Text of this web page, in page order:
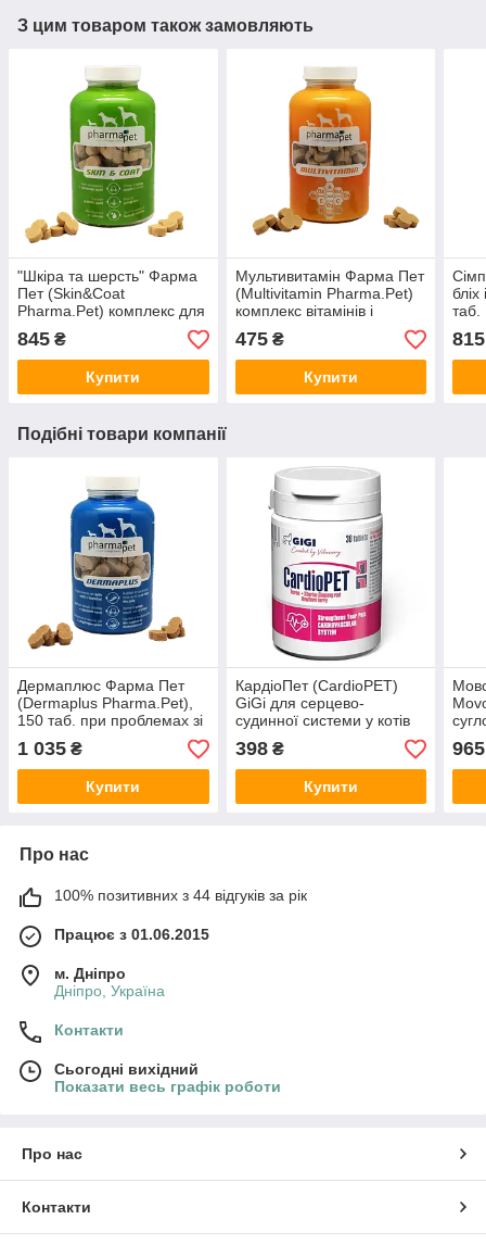
З цим товаром також замовляють
"Шкіра та шерсть" Фарма
Пет (Skin&Coat
Pharma.Pet) комплекс для
шкіри та шерсті собак, 235
г
845 ₴
Купити
Мультивитамін Фарма Пет
(Multivitamin Pharma.Pet)
комплекс вітамінів і
мінералів для собак 117
табл., 235 г.
475₴
Купити
бліх
таб.
815
Подібні товари компанії
Дермаплюс Фарма Пет
(Dermaplus Pharma.Pet),
150 таб. при проблемах зі
шкірою та шерстю у собак,
235 г
1 035 ₴
Купити
КардіоПет (CardioPET)
GiGi для серцево-
судинної системи у котів
398₴
Купити
965
Про нас
100% позитивних з 44 відгуків за рік
Працює з 01.06.2015
м. Дніпро
Дніпро, Україна
Контакти
Сьогодні вихідний
Показати весь графік роботи
Про нас
Контакти